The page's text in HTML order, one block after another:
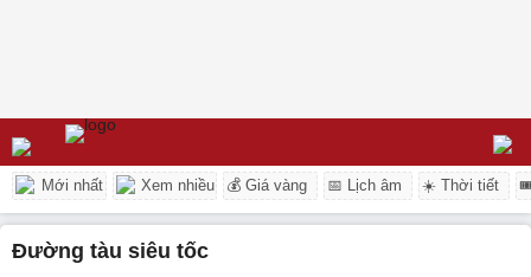
Mới nhất Xem nhiều 💰 Giá vàng 📅 Lịch âm ☀️ Thời tiết
đường tàu siêu tốc